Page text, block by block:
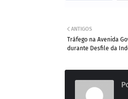
ANTIGOS
Tráfego na Avenida
durante Desfile da